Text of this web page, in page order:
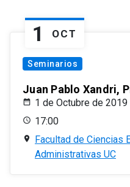
1 OCT
Seminarios
Juan Pablo Xandri,
1 de Octubre de 2019
17:00
Facultad de Ciencias
Administrativas UC